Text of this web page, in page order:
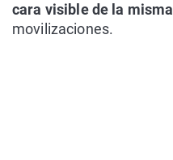
cara visible de la misma
movilizaciones.